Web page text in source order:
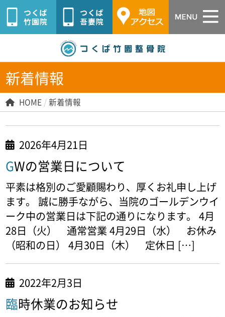
新着情報
HOME /新着情報
2026年4月21日
GWの営業日について
平素は格別のご愛顧賜わり、厚くお礼申し上げ
ます。 誠に勝手ながら、当院のゴールデンウイ
ーク中の営業日は下記の通りになります。 4月
28日（火） 通常営業 4月29日（水） お休み
（昭和の日） 4月30日（木） 定休日 […]
2022年2月3日
臨時休業のお知らせ